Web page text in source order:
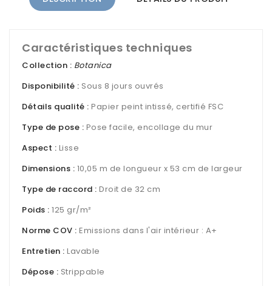
Caractéristiques techniques
Collection : Botanica
Disponibilité : Sous 8 jours ouvrés
Détails qualité : Papier peint intissé, certifié FSC
Type de pose : Pose facile, encollage du mur
Aspect : Lisse
Dimensions : 10,05 m de longueur x 53 cm de largeur
Type de raccord : Droit de 32 cm
Poids : 125 gr/m²
Norme COV : Emissions dans l'air intérieur : A+
Entretien : Lavable
Dépose : Strippable